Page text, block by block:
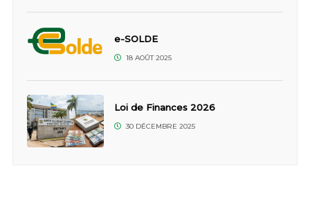
e-SOLDE
18 AOÛT 2025
Loi de Finances 2026
30 DÉCEMBRE 2025